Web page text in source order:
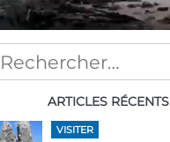
ARTICLES RÉCENTS
VISITER